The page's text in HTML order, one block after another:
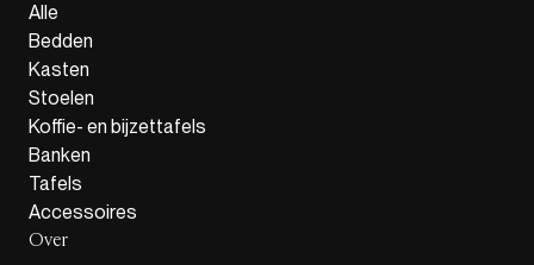
Alle
Bedden
Kasten
Stoelen
Koffie- en bijzettafels
Banken
Tafels
Accessoires
Over